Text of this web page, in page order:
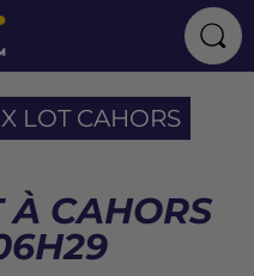
LOT CAHORS
CAHORS